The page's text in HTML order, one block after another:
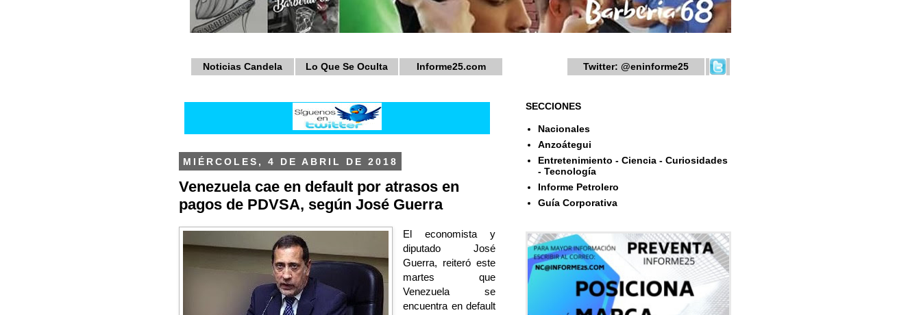
Noticias Candela Lo Que Se Oculta Informe25.com Twitter: @eninforme25
MIÉRCOLES, 4 DE ABRIL DE 2018
Venezuela cae en default por atrasos en
pagos de PDVSA, según José Guerra
El economista y
diputado José
Guerra, reiteró este
martes que
Venezuela se
encuentra en default
SECCIONES
Nacionales
Anzoátegui
Entretenimiento - Ciencia - Curiosidades
- Tecnología
Informe Petrolero
Guía Corporativa